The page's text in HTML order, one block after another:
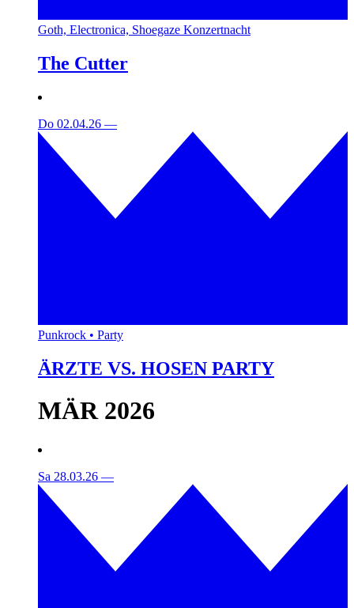
Goth, Electronica, Shoegaze Konzertnacht
The Cutter
Do 02.04.26 —
Punkrock • Party
ÄRZTE VS. HOSEN PARTY
MÄR 2026
Sa 28.03.26 —